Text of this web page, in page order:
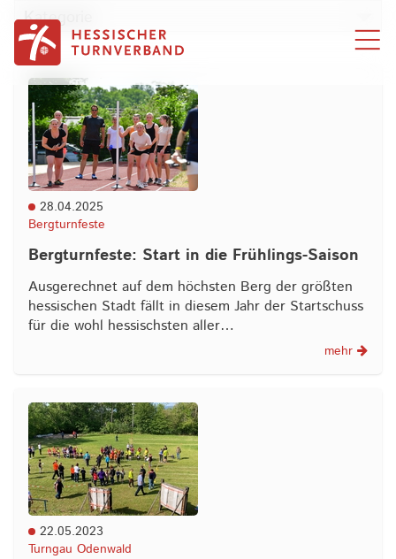
Kategorie
28.04.2025
Bergturnfeste
Bergturnfeste: Start in die Frühlings-Saison
Ausgerechnet auf dem höchsten Berg der größten
hessischen Stadt fällt in diesem Jahr der Startschuss
für die wohl hessischsten aller…
mehr
22.05.2023
Turngau Odenwald